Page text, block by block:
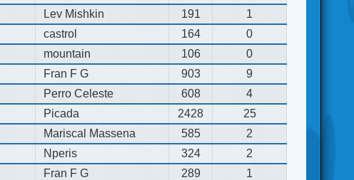
Lev Mishkin 191
1
castrol 164
0
mountain 106
0
Fran F G 903
9
Perro Celeste 608
4
Picada 2428
25
Mariscal Massena 585
2
Nperis 324
2
Fran F G 289
1